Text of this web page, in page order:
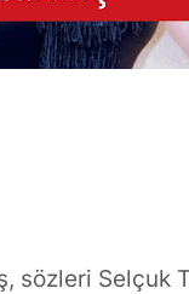
sözleri Selçuk